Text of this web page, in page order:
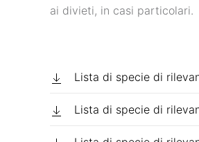
ai divieti, in casi particolari.
Lista di specie di
Lista di specie di